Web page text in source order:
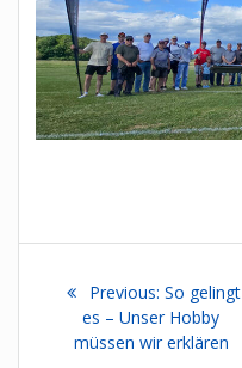
Previous: Previous
post:
So gelingt
es – Unser Hobby
müssen wir erklären